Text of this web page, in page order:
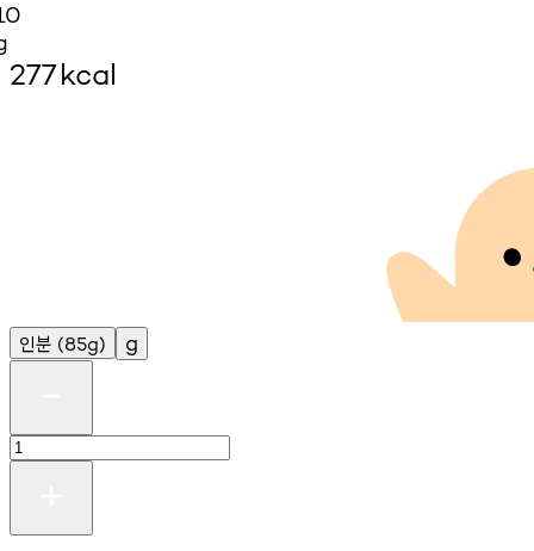
277kcal
인분 (85g) g